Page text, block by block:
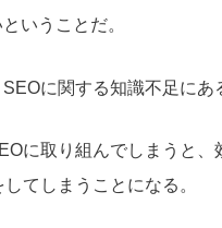
いうことだ。
に関する知識不足にあ
に取り組んでしまうと
てしまうことになる。